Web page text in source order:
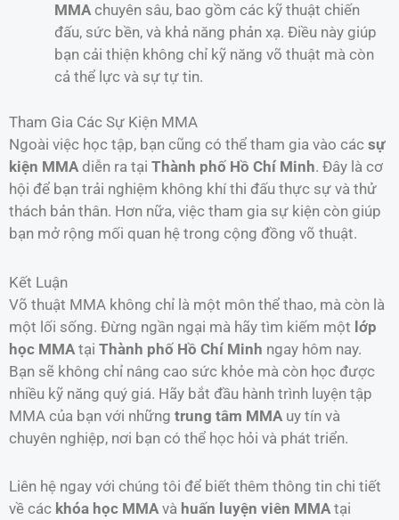
MMAchuyên sâu, bao gồm các kỹ thuật chiến
đấu, sức bền, và khả năng phản xạ. Điều này giúp
bạn cải thiện không chỉ kỹ năng võ thuật mà còn
cả thể lực và sự tự tin.
Tham Gia Các Sự Kiện MMA
Ngoài việc học tập, bạn cũng có thể tham gia vào các sự
kiện MMA diễn ra tại Thành phố Hồ Chí Minh. Đây là cơ
hội để bạn trải nghiệm không khí thi đấu thực sự và thử
thách bản thân. Hơn nữa, việc tham gia sự kiện còn giúp
bạn mở rộng mối quan hệ trong cộng đồng võ thuật.
Kết Luận
Võ thuật MMA không chỉ là một môn thể thao, mà còn là
một lối sống. Đừng ngần ngại mà hãy tìm kiếm một lớp
học MMA tại Thành phố Hồ Chí Minh ngay hôm nay.
Bạn sẽ không chỉ nâng cao sức khỏe mà còn học được
nhiều kỹ năng quý giá. Hãy bắt đầu hành trình luyện tập
MMA của bạn với những trung tâm MMA uy tín và
chuyên nghiệp, nơi bạn có thể học hỏi và phát triển.
Liên hệ ngay với chúng tôi để biết thêm thông tin chi tiết
về các khóa học MMAvà huấn luyện viên MMAtại